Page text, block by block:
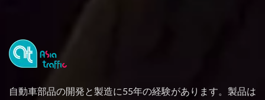
自動車部品の開発と製造に55年の経験があります。製品は